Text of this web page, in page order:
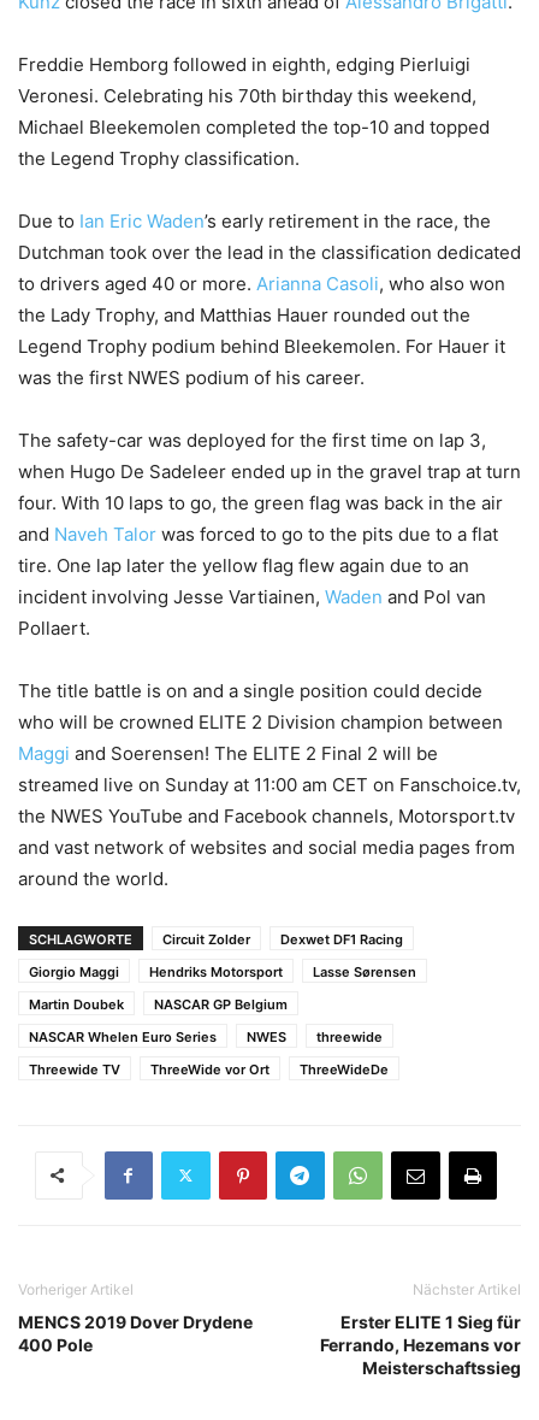
Freddie Hemborg followed in eighth, edging Pierluigi
Veronesi. Celebrating his 70th birthday this weekend,
Michael Bleekemolen completed the top-10 and topped
the Legend Trophy classification.
Due to Ian Eric Waden’s early retirement in the race, the
Dutchman took over the lead in the classification dedicated
to drivers aged 40 or more. Arianna Casoli, who also won
the Lady Trophy, and Matthias Hauer rounded out the
Legend Trophy podium behind Bleekemolen. For Hauer it
was the first NWES podium of his career.
The safety-car was deployed for the first time on lap 3,
when Hugo De Sadeleer ended up in the gravel trap at turn
four. With 10 laps to go, the green flag was back in the air
and Naveh Talor was forced to go to the pits due to a flat
tire. One lap later the yellow flag flew again due to an
incident involving Jesse Vartiainen, Waden and Pol van
Pollaert.
The title battle is on and a single position could decide
who will be crowned ELITE 2 Division champion between
Maggi and Soerensen! The ELITE 2 Final 2 will be
streamed live on Sunday at 11:00 am CET on Fanschoice.tv,
the NWES YouTube and Facebook channels, Motorsport.tv
and vast network of websites and social media pages from
around the world.
SCHLAGWORTE Circuit Zolder
Dexwet DF1 Racing
Giorgio Maggi
Hendriks Motorsport
Lasse Sørensen
Martin Doubek
NASCAR GP Belgium
NASCAR Whelen Euro Series
NWES
threewide
Threewide TV
ThreeWide vor Ort ThreeWideDe
Vorheriger Artikel
MENCS 2019 Dover Drydene
400 Pole
Nächster Artikel
Erster ELITE 1 Sieg für
Ferrando, Hezemans vor
Meisterschaftssieg